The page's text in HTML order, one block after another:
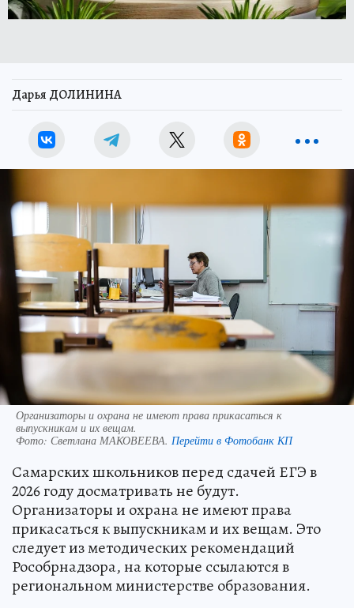
Дарья ДОЛИНИНА
Организаторы и охрана не имеют права прикасаться к
выпускникам и их вещам.
Фото: Светлана МАКОВЕЕВА. Перейти в Фотобанк КП
Самарских школьников перед сдачей ЕГЭ в
2026 году досматривать не будут.
Организаторы и охрана не имеют права
прикасаться к выпускникам и их вещам. Это
следует из методических рекомендаций
Рособрнадзора, на которые ссылаются в
региональном министерстве образования.